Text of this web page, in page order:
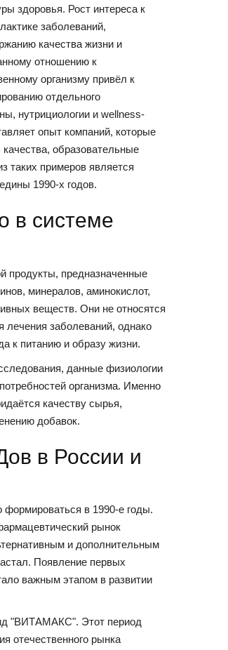
здоровья. Рост интереса к
заболеваний,
качества жизни и
отношению к
организму привёл к
отдельного
нутрициологии и wellness-
опыт компаний, которые
образовательные
таких примеров является
1990-х годов.
в системе
продукты, предназначенные
минералов, аминокислот,
веществ. Они не относятся
лечения заболеваний, однако
к питанию и образу жизни.
данные физиологии
организма. Именно
качеству сырья,
добавок.
в России и
в 1990-е годы.
рынок
и дополнительным
Появление первых
важным этапом в развитии
"ВИТАМАКС". Этот период
отечественного рынка